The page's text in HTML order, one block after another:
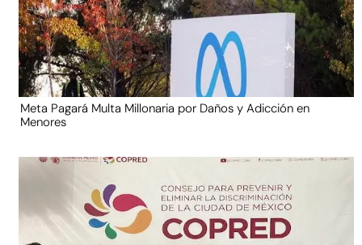
Meta Pagará Multa Millonaria por Daños y Adicción en
Menores